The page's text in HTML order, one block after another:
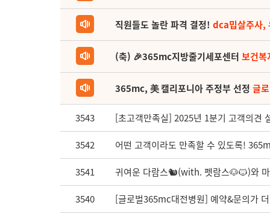
직원들도 놀란 파격 결정! dca밉살주사,
(축) 🎉365mc지방줄기세포센터 보건
365mc, 美 캘리포니아 주정부 선정 글
3543 [초고객만족실] 2025년 1분기 고객의견
3542 어떤 고객이라도 만족할 수 있도록!
3541 귀여운 다람스🐿(with. 펫람스🐶🐱)와
3540 [글로벌365mc대전병원] 예약&문의가